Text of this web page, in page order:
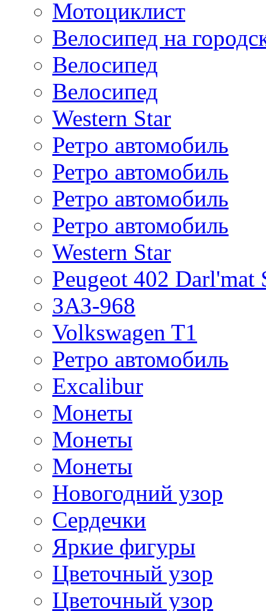
Мотоциклист
Велосипед на
Велосипед
Велосипед
Western Star
Ретро автомобиль
Ретро автомобиль
Ретро автомобиль
Ретро автомобиль
Western Star
Peugeot 402 Darl'mat
ЗАЗ-968
Volkswagen T1
Ретро автомобиль
Excalibur
Монеты
Монеты
Монеты
Новогодний узор
Сердечки
Яркие фигуры
Цветочный узор
Цветочный узор